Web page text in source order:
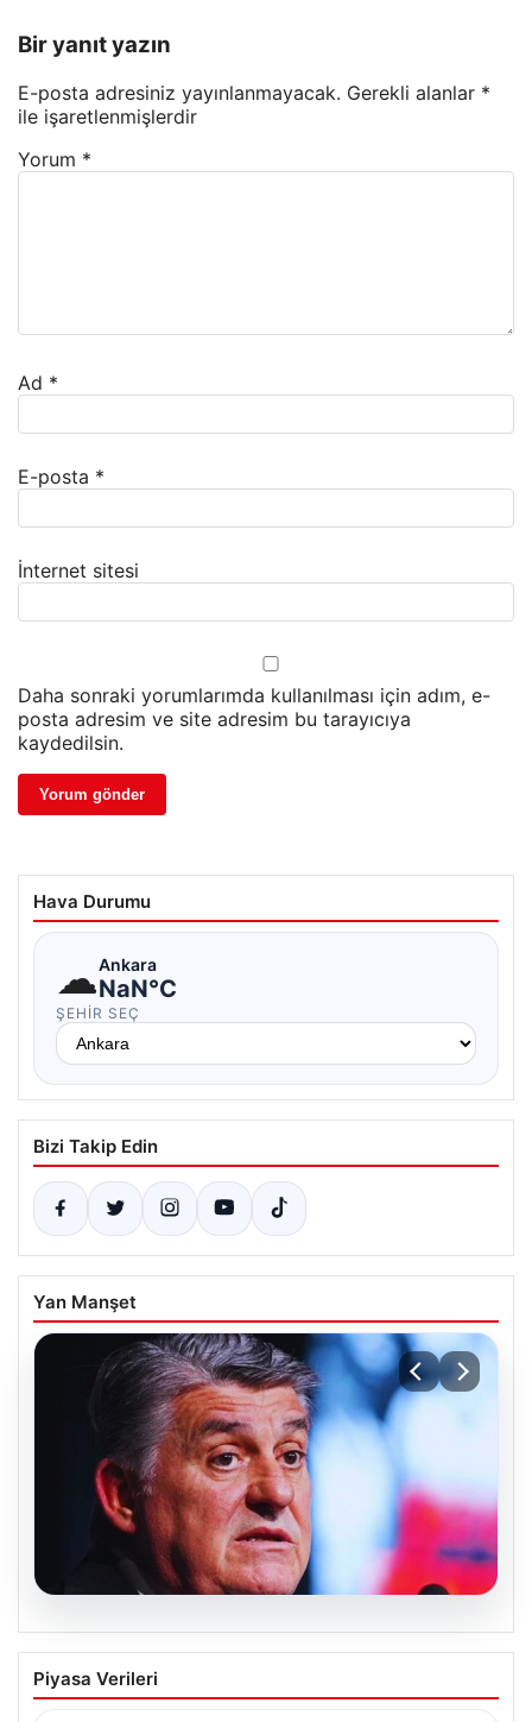
Bir yanıt yazın
E-posta adresiniz yayınlanmayacak. Gerekli alanlar *
ile işaretlenmişlerdir
Yorum *
Ad *
E-posta *
İnternet sitesi
Daha sonraki yorumlarımda kullanılması için adım, e-
posta adresim ve site adresim bu tarayıcıya
kaydedilsin.
Hava Durumu
☁Ankara
NaN°C
ŞEHIR SEÇ
Bizi Takip Edin
Yan Manşet
Serdal Adalı’dan Mohamed Salah
Açıklaması! ‘Biz İstemedik, İstesek
Piyasa Verileri